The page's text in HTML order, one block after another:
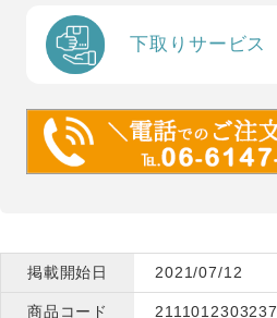
下取りサービス
掲載開始日 2021/07/12
商品コード 2111012303237